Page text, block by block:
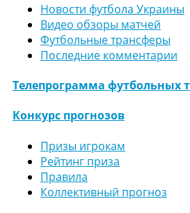
Новости футбола Украины
Видео обзоры матчей
Футбольные трансферы
Последние комментарии
Телепрограмма футбольных
Конкурс прогнозов
Призы игрокам
Рейтинг приза
Правила
Коллективный прогноз